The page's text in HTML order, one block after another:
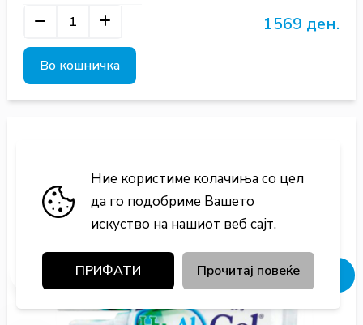
1569 ден.
Во кошничка
Ние користиме колачиња со цел
да го подобриме Вашето
искуство на нашиот веб сајт.
ПРИФАТИ Прочитај повеќе
Добивај попусти